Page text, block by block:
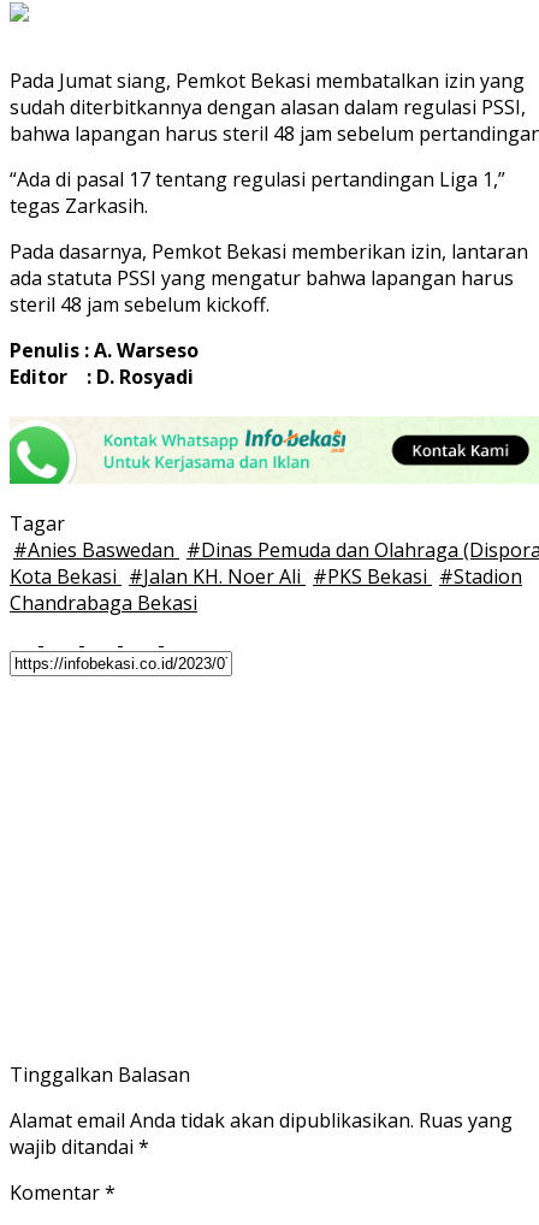
Pada Jumat siang, Pemkot Bekasi membatalkan izin yang
sudah diterbitkannya dengan alasan dalam regulasi PSSI,
bahwa lapangan harus steril 48 jam sebelum
“Ada di pasal 17 tentang regulasi pertandingan Liga 1,”
tegas Zarkasih.
Pada dasarnya, Pemkot Bekasi memberikan izin, lantaran
ada statuta PSSI yang mengatur bahwa lapangan harus
steril 48 jam sebelum kickoff.
Penulis : A. Warseso
Editor : D. Rosyadi
Tagar
#Anies Baswedan #Dinas Pemuda dan Olahraga
Kota Bekasi #Jalan KH. Noer Ali #PKS Bekasi #Stadion
Chandrabaga Bekasi
Tinggalkan Balasan
Alamat email Anda tidak akan dipublikasikan. Ruas yang
wajib ditandai *
Komentar*